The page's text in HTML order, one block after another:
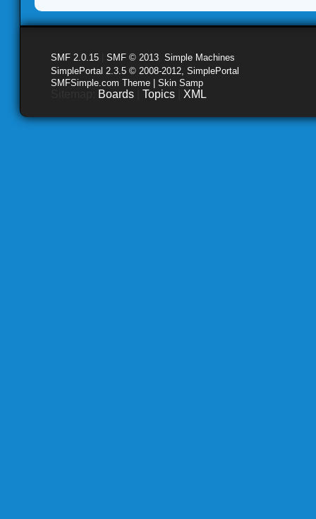
SMF 2.0.15 SMF © 2013 Simple Machines
SimplePortal 2.3.5 © 2008-2012, SimplePortal
SMFSimple.com Theme | Skin Samp
Boards Topics XML